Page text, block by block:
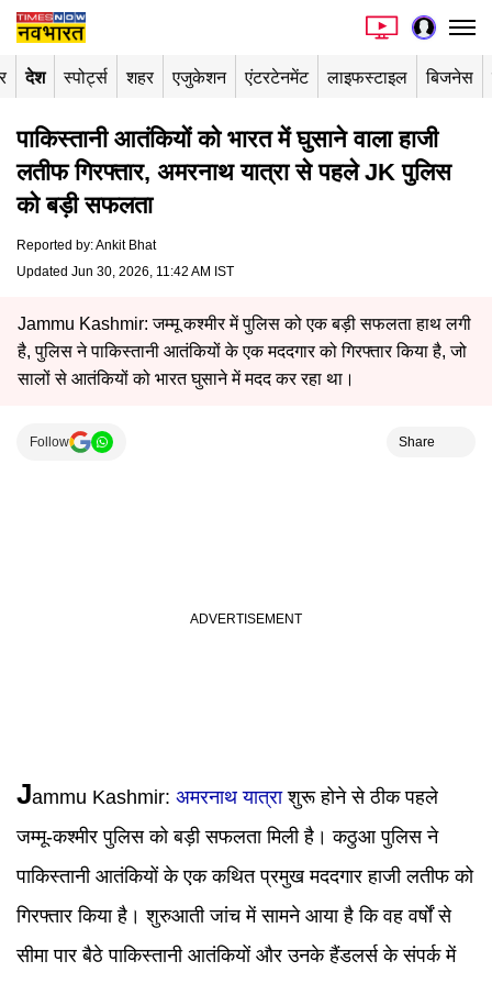
देश स्पोर्ट्स शहर एजुकेशन एंटरटेनमेंट लाइफस्टाइल बिजनेस
पाकिस्तानी आतंकियों को भारत में घुसाने वाला हाजी
लतीफ गिरफ्तार, अमरनाथ यात्रा से पहले JK पुलिस
को बड़ी सफलता
Reported by:Ankit Bhat
Updated Jun 30, 2026, 11:42 AM IST
Jammu Kashmir: जम्मू कश्मीर में पुलिस को एक बड़ी सफलता हाथ लगी
है, पुलिस ने पाकिस्तानी आतंकियों के एक मददगार को गिरफ्तार किया है, जो
सालों से आतंकियों को भारत घुसाने में मदद कर रहा था।
Follow Share
Jammu Kashmir: अमरनाथ यात्राशुरू होने से ठीक पहले
जम्मू-कश्मीर पुलिस को बड़ी सफलता मिली है। कठुआ पुलिस ने
पाकिस्तानी आतंकियों के एक कथित प्रमुख मददगार हाजी लतीफ को
गिरफ्तार किया है। शुरुआती जांच में सामने आया है कि वह वर्षों से
सीमा पार बैठे पाकिस्तानी आतंकियों और उनके हैंडलर्स के संपर्क में